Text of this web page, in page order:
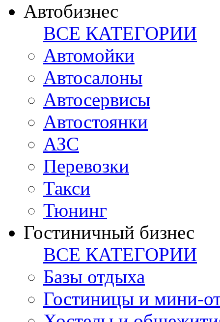
Автобизнес
ВСЕ КАТЕГОРИИ
Автомойки
Автосалоны
Автосервисы
Автостоянки
АЗС
Перевозки
Такси
Тюнинг
Гостиничный бизнес
ВСЕ КАТЕГОРИИ
Базы отдыха
Гостиницы и мини-